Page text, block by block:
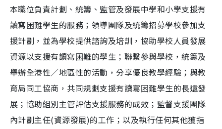
本職位負責計劃、統籌、監管及發展中學和小學支援有
讀寫困難學生的服務；領導團隊及統籌招募學校參加支
援計劃，並為學校提供諮詢及培訓，協助學校人員發展
資源以支援有讀寫困難的學生；聯繫參與學校，統籌及
舉辦全港性／地區性的活動，分享優良教學經驗；與教
育局同工協商，共同規劃支援有讀寫困難學生的長遠發
展；協助組別主管評估支援服務的成效；監督支援團隊
內計劃主任(資源發展)的工作；以及執行任何其他獲指